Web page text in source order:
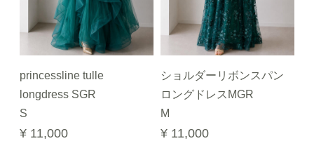
princessline tulle
longdress SGR
S
¥ 11,000
ショルダーリボンスパン
ロングドレスMGR
M
¥ 11,000